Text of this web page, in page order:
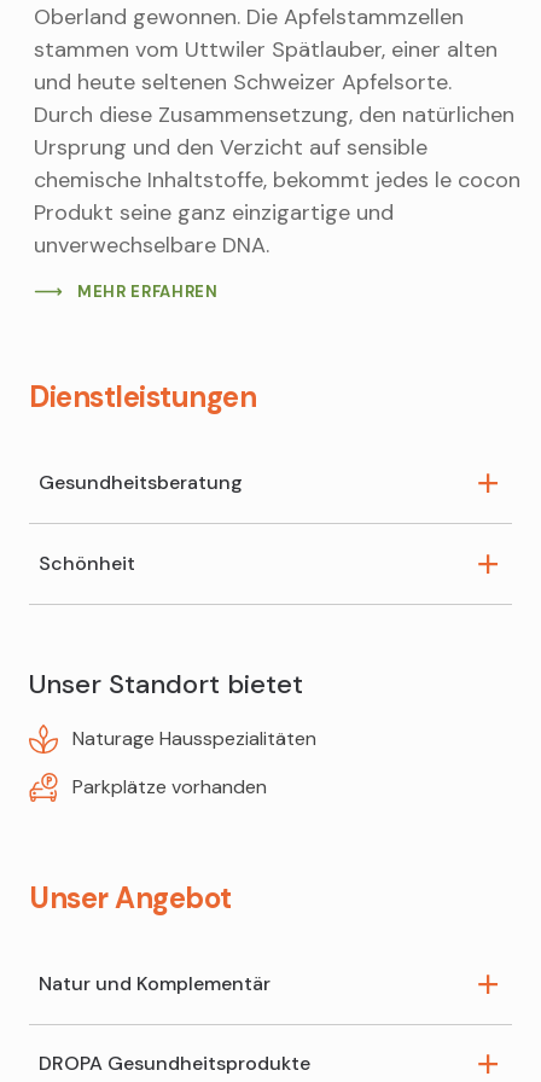
Oberland gewonnen. Die Apfelstammzellen
stammen vom Uttwiler Spätlauber, einer alten
und heute seltenen Schweizer Apfelsorte.
Durch diese Zusammensetzung, den natürlichen
Ursprung und den Verzicht auf sensible
chemische Inhaltstoffe, bekommt jedes le cocon
Produkt seine ganz einzigartige und
unverwechselbare DNA.
MEHR ERFAHREN
Dienstleistungen
Gesundheitsberatung
Schüsslersalz-Beratung
Ernährungsberatung
Bachblüten-Beratung
Schönheit
Unser Standort bietet
Naturage Hausspezialitäten
Parkplätze vorhanden
Unser Angebot
Natur und Komplementär
Bachblüten
DROPA Gesundheitsprodukte